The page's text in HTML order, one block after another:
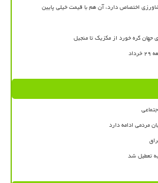
جهان گره خورد از مکزیک تا منجیل
مردمی ادامه دارد
تعطیل شد